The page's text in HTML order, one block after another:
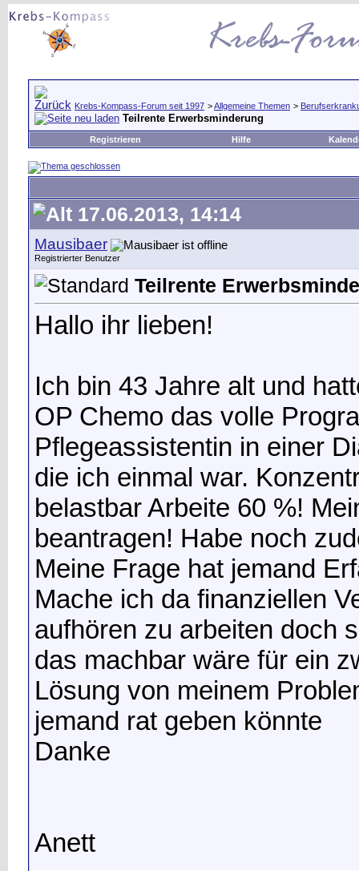
Krebs-Kompass-Forum seit 1997 >Allgemeine Themen >
Teilrente Erwerbsminderung
Registrieren Hilfe
17.06.2013, 14:14
Mausibaer
Registrierter Benutzer
Teilrente
Hallo ihr lieben!
Ich bin 43 Jahre alt und
OP Chemo das volle
Pflegeassistentin in einer
die ich einmal war.
belastbarArbeite 60 %!
beantragen! Habe noch
Meine Frage hat jemand
Mache ich da finanziellen
aufhören zu arbeiten doch
das machbar wäre für ein
Lösung von meinem
jemand rat geben könnte
Danke
Anett